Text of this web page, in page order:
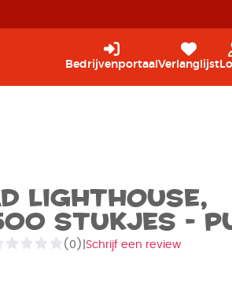
Bedrijvenportaal Verlanglijst
Lighthouse,
stukjes -
(0) Schrijf een review